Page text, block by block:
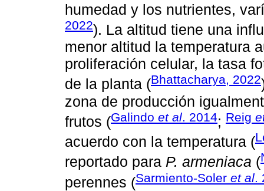
humedad y los nutrientes,
2022). La altitud tiene una
menor altitud la temperatura
proliferación celular, la tasa
de la planta (Bhattacharya, 2022
zona de producción
frutos (Galindo et al. 2014; Reig
acuerdo con la temperatura (
reportado para P. armeniaca (
perennes (Sarmiento-Soler et al.